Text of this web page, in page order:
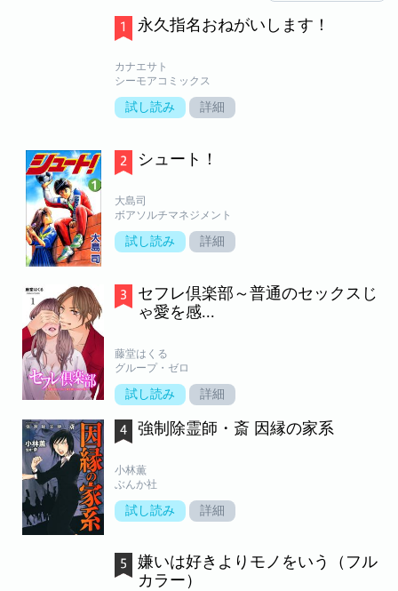
永久指名おねがいします！
カナエサト
シーモアコミックス
試し読み 詳細
シュート！
大島司
ボアソルチマネジメント
試し読み 詳細
セフレ倶楽部～普通のセックスじ
ゃ愛を感...
藤堂はくる
グループ・ゼロ
試し読み 詳細
強制除霊師・斎 因縁の家系
小林薫
ぶんか社
試し読み 詳細
嫌いは好きよりモノをいう（フル
カラー）